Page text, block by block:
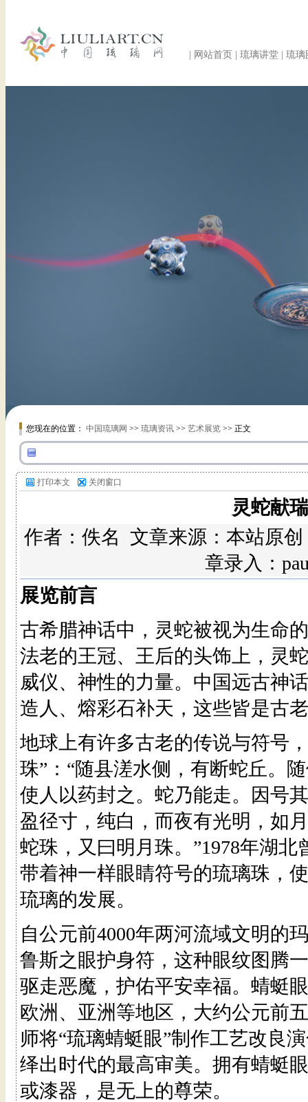
网站首页 琉璃讲堂 琉璃
您现在的位置： 中国琉璃网 >> 琉璃资讯>> 艺术展览>> 正文
打印本文 关闭窗口
灵蛇献
作者：佚名 文章来源：本站原
章录入：
展览前言
古希腊神话中，灵蛇被视为生命
法老的王冠、王后的头饰上，灵
威仪、神性的力量。中国远古神
造人、熔彩石补天，这些皆是古
地球上有许多古老的传说与符号
珠”：“随县溠水侧，有断蛇丘。
使人以药封之。蛇乃能走。因号
盈径寸，纯白，而夜有光明，如
蛇珠，又曰明月珠。”1978年湖
带着神一样眼睛符号的琉璃珠，
琉璃的发展。
自公元前4000年两河流域文明的
鲁斯之眼护身符，这种眼纹图腾
驱走恶魔，护佑平安幸福。蜻蜓
欧洲、亚洲等地区，大约公元前
师将“琉璃蜻蜓眼”制作工艺改良
绎出时代的最高审美。拥有蜻蜓
或漆器，是无上的尊荣。